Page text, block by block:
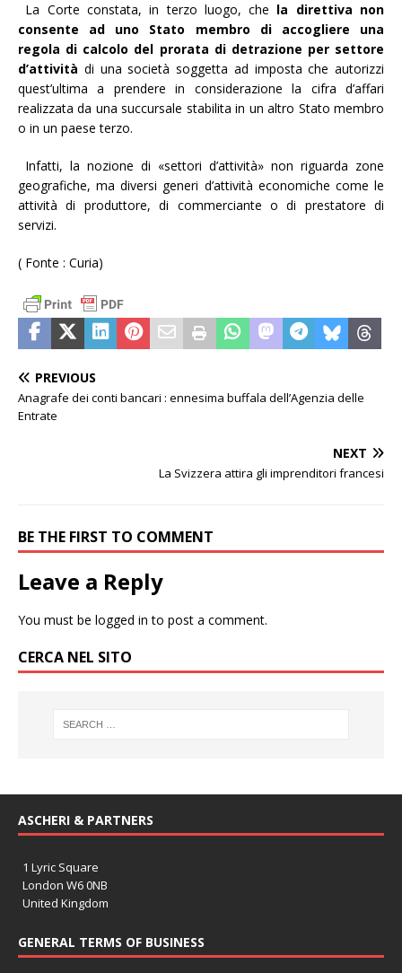
La Corte constata, in terzo luogo, che la direttiva non
consente ad uno Stato membro di accogliere una
regola di calcolo del prorata di detrazione per settore
d’attività di una società soggetta ad imposta che autorizzi
quest’ultima a prendere in considerazione la cifra d’affari
realizzata da una succursale stabilita in un altro Stato membro
o in un paese terzo.
Infatti, la nozione di «settori d’attività» non riguarda zone
geografiche, ma diversi generi d’attività economiche come le
attività di produttore, di commerciante o di prestatore di
servizi.
( Fonte : Curia)
PREVIOUS
Anagrafe dei conti bancari : ennesima buffala dell’Agenzia delle
Entrate
NEXT
La Svizzera attira gli imprenditori francesi
BE THE FIRST TO COMMENT
Leave a Reply
You must be logged in to post a comment.
CERCA NEL SITO
ASCHERI & PARTNERS
1 Lyric Square
London W6 0NB
United Kingdom
GENERAL TERMS OF BUSINESS